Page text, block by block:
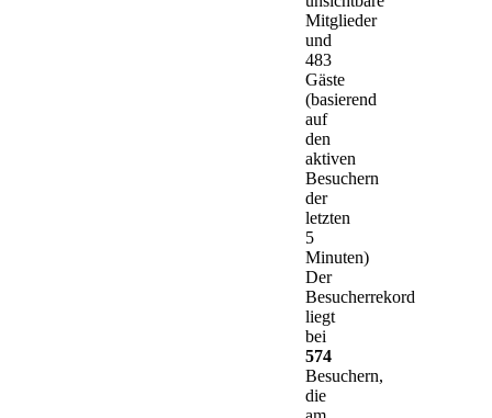
Mitglieder
und
483
Gäste
(basierend
auf
den
aktiven
Besuchern
der
letzten
5
Minuten)
Der
Besucherrekord
liegt
bei
574
Besuchern,
die